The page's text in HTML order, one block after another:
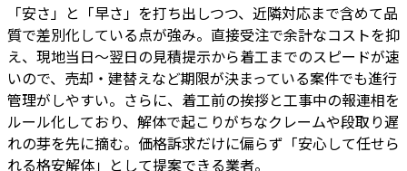
「安さ」と「早さ」を打ち出しつつ、近隣対応まで含めて品
質で差別化している点が強み。直接受注で余計なコストを抑
え、現地当日〜翌日の見積提示から着工までのスピードが速
いので、売却・建替えなど期限が決まっている案件でも進行
管理がしやすい。さらに、着工前の挨拶と工事中の報連相を
ルール化しており、解体で起こりがちなクレームや段取り遅
れの芽を先に摘む。価格訴求だけに偏らず「安心して任せら
れる格安解体」として提案できる業者。